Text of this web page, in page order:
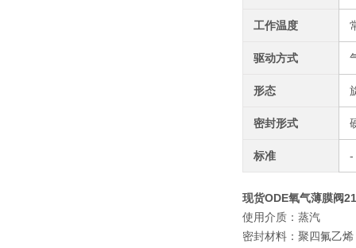
工作温度
驱动方式
形态
密封形式
标准 -
现货ODE氧气薄膜阀
使用介质：蒸汽
密封材料：聚四氟乙